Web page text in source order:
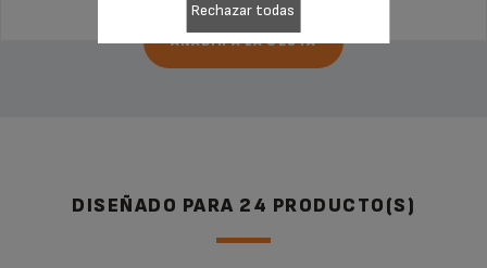
AÑADIR A LA CESTA
DISEÑADO PARA 24 PRODUCTO(S)
Rechazar todas